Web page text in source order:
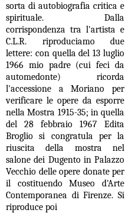
sorta di autobiografia critica e
spirituale. Dalla
corrispondenza tra l'artista e
C.L.R. riproduciamo due
lettere: con quella del 13 luglio
1966 mio padre (cui feci da
automedonte) ricorda
l'accessione a Moriano per
verificare le opere da esporre
nella Mostra 1915-35; in quella
del 28 febbraio 1967 Edita
Broglio si congratula per la
riuscita della mostra nel
salone dei Dugento in Palazzo
Vecchio delle opere donate per
il costituendo Museo d'Arte
Contemporanea di Firenze. Si
riproduce poi